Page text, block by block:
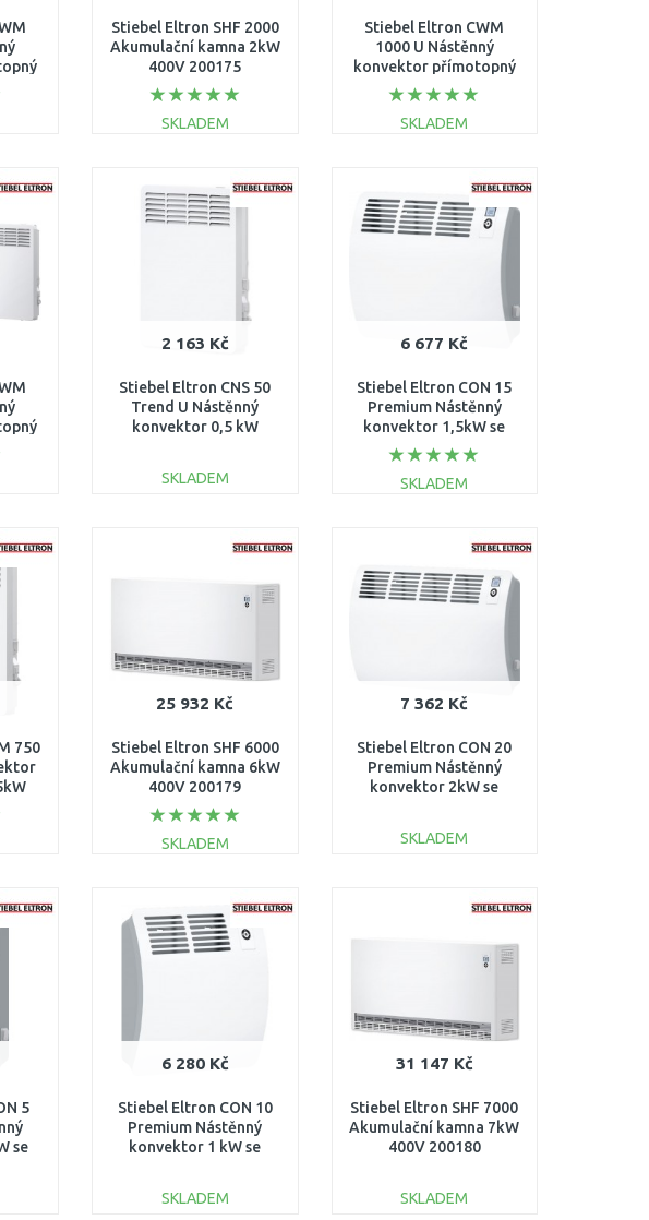
Stiebel Eltron SHF 2000
Akumulační kamna 2kW
400V 200175
SKLADEM
Porovnat
Stiebel Eltron CWM
1000 U Nástěnný
konvektor přímotopný
1 kW 200263
SKLADEM
Porovnat
2 163 Kč
Stiebel Eltron CNS 50
Trend U Nástěnný
konvektor 0,5 kW
SKLADEM
6 677 Kč
Stiebel Eltron CON 15
Premium Nástěnný
konvektor 1,5kW se
zástrčkou 237832
SKLADEM
Porovnat
750
25 932 Kč
Stiebel Eltron SHF 6000
Akumulační kamna 6kW
400V 200179
SKLADEM
Porovnat
7 362 Kč
Stiebel Eltron CON 20
Premium Nástěnný
konvektor 2kW se
SKLADEM
5
se
6 280 Kč
Stiebel Eltron CON 10
Premium Nástěnný
konvektor 1 kW se
SKLADEM
31 147 Kč
Stiebel Eltron SHF 7000
Akumulační kamna 7kW
400V 200180
SKLADEM